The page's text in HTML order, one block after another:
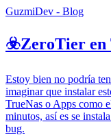
GuzmiDev - Blog
☣️ZeroTier en
Estoy bien no podría
imaginar que instalar
TrueNas o Apps como
minutos, así es se
bug.